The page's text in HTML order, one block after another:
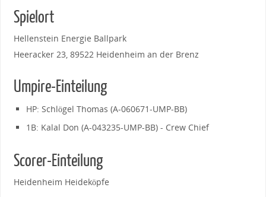
Spielort
Hellenstein Energie Ballpark
Heeracker 23, 89522 Heidenheim an der Brenz
Umpire-Einteilung
HP: Schlögel Thomas (A-060671-UMP-BB)
1B: Kalal Don (A-043235-UMP-BB) - Crew Chief
Scorer-Einteilung
Heidenheim Heideköpfe